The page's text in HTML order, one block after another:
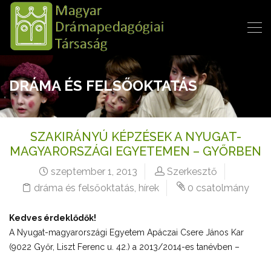
DRÁMA ÉS FELSŐOKTATÁS
SZAKIRÁNYÚ KÉPZÉSEK A NYUGAT-
MAGYARORSZÁGI EGYETEMEN – GYŐRBEN
szeptember 1, 2013
Szerkesztő
dráma és felsőoktatás, hírek 0 csatolmány
Kedves érdeklődők!
A Nyugat-magyarországi Egyetem Apáczai Csere János Kar
(9022 Győr, Liszt Ferenc u. 42.) a 2013/2014-es tanévben –